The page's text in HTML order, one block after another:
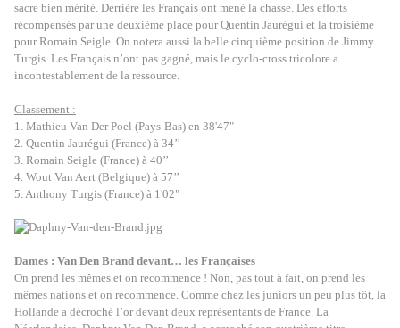
sacre bien mérité. Derrière les Français ont mené la chasse. Des efforts
récompensés par une deuxième place pour Quentin Jaurégui et la troisième
pour Romain Seigle. On notera aussi la belle cinquième position de Jimmy
Turgis. Les Français n’ont pas gagné, mais le cyclo-cross tricolore a
incontestablement de la ressource.
Classement :
1. Mathieu Van Der Poel (Pays-Bas) en 38'47"
2. Quentin Jaurégui (France) à 34’’
3. Romain Seigle (France) à 40’’
4. Wout Van Aert (Belgique) à 57’’
5. Anthony Turgis (France) à 1'02"
Dames : Van Den Brand devant… les Françaises
On prend les mêmes et on recommence ! Non, pas tout à fait, on prend les
mêmes nations et on recommence. Comme chez les juniors un peu plus tôt, la
Hollande a décroché l’or devant deux représentants de France. La